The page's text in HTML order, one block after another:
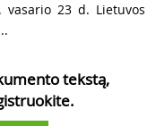
23 d. Lietuvos
tekstą,